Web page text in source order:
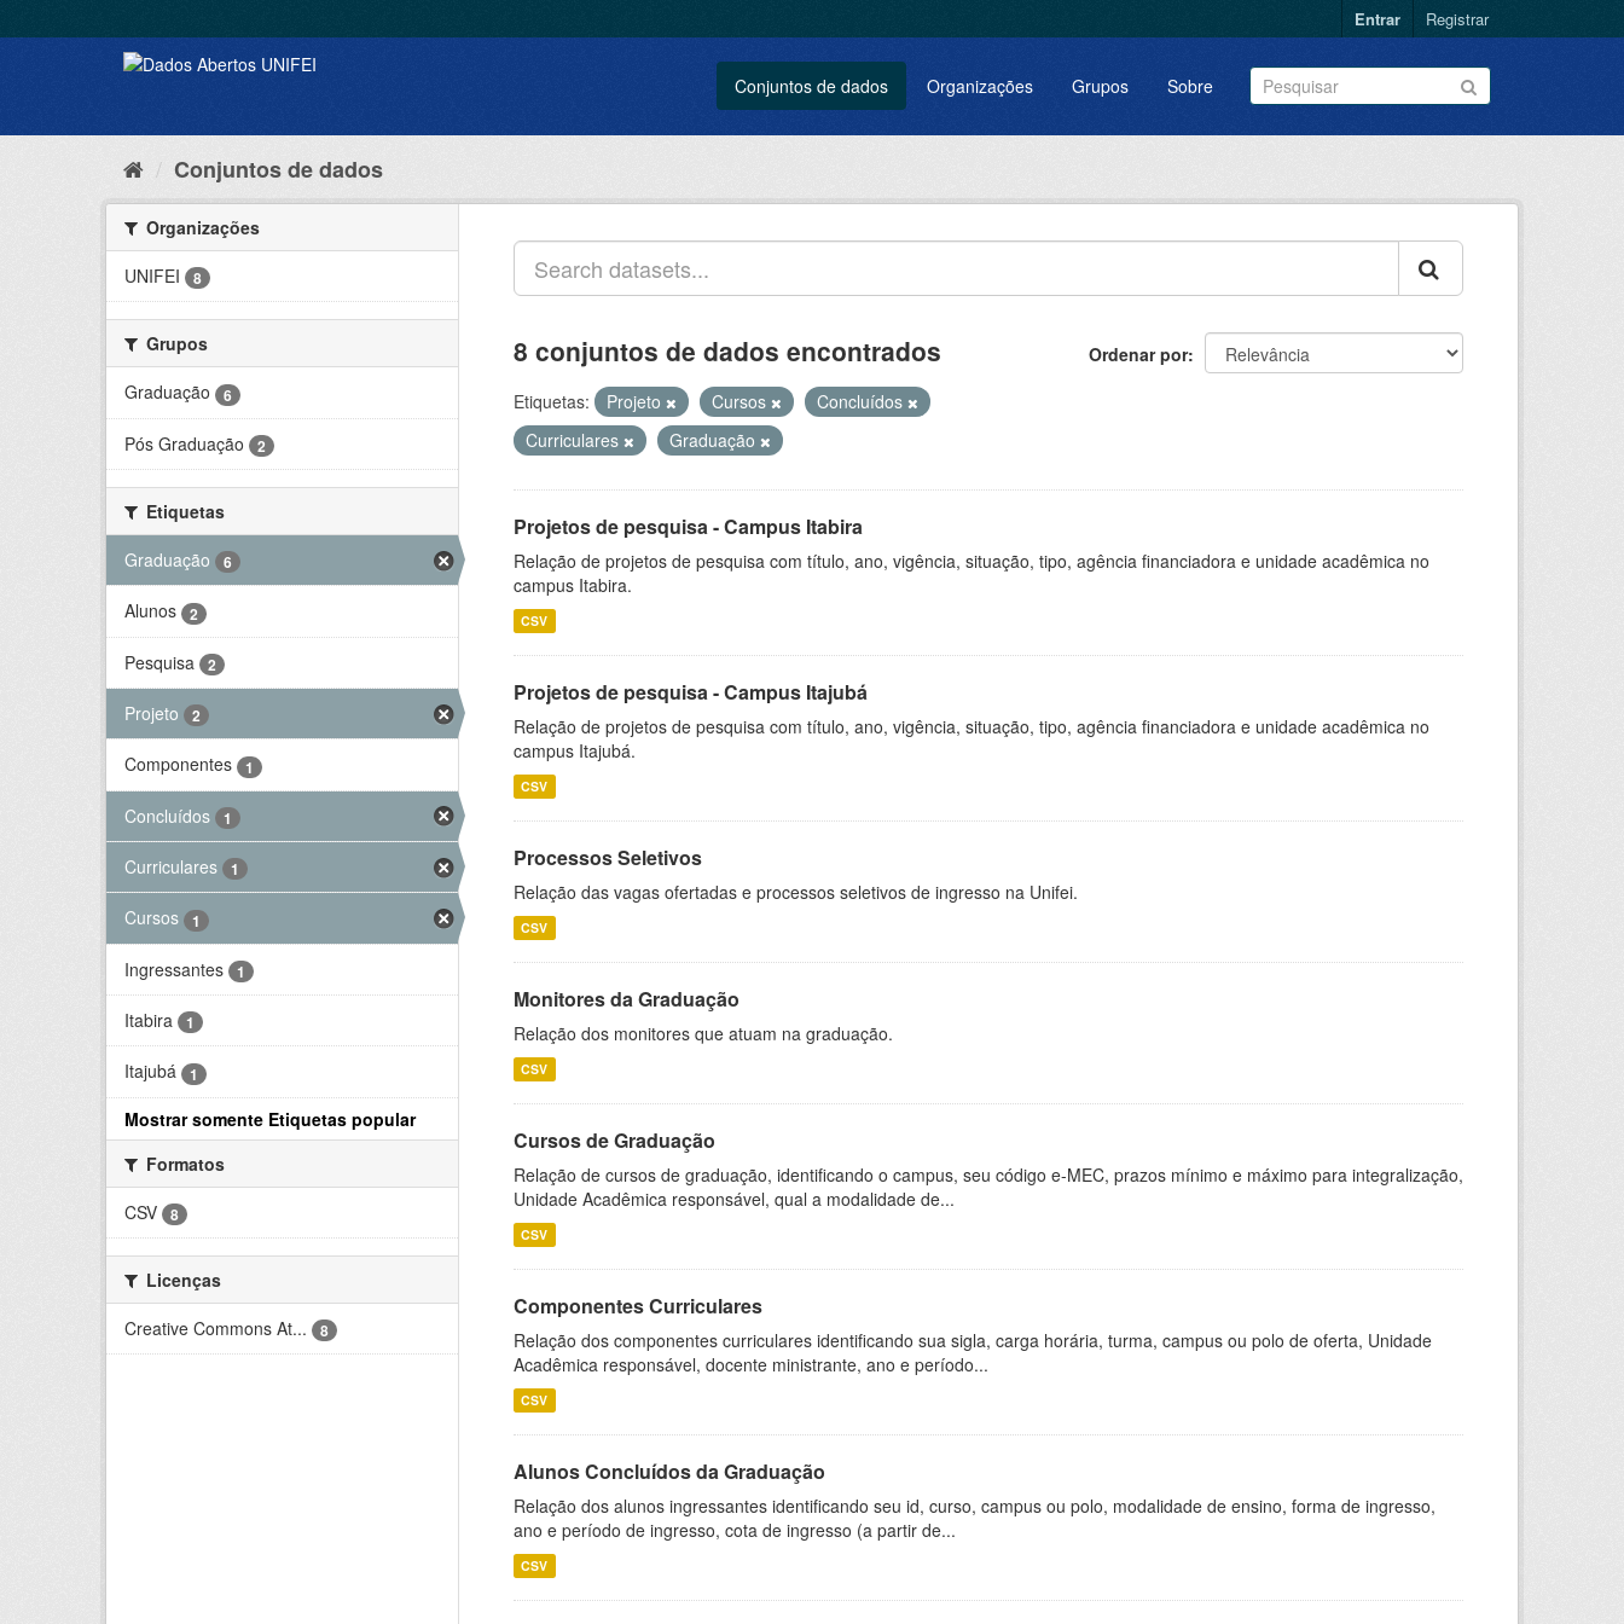
Entrar Registrar
Conjuntos de dados Organizações Grupos Sobre
Conjuntos de dados
Organizações
UNIFEI
8
Grupos
Graduação
6
Pós Graduação 2
Etiquetas
Graduação
6
Alunos 2
Pesquisa 2
Projeto 2
Componentes 1
Concluídos 1
Curriculares 1
Cursos 1
Ingressantes 1
Itabira 1
Itajubá 1
Mostrar somente Etiquetas popular
Formatos
CSV
8
Licenças
Creative Commons At...
8
Ordenar por
8 conjuntos de dados encontrados
Etiquetas: Projeto Cursos
Concluídos
Curriculares
Graduação
Projetos de pesquisa - Campus Itabira
Relação de projetos de pesquisa com título, ano, vigência, situação, tipo, agência financiadora e unidade acadêmica no
campus Itabira.
CSV
Projetos de pesquisa - Campus Itajubá
Relação de projetos de pesquisa com título, ano, vigência, situação, tipo, agência financiadora e unidade acadêmica no
campus Itajubá.
CSV
Processos Seletivos
Relação das vagas ofertadas e processos seletivos de ingresso na Unifei.
CSV
Monitores da Graduação
Relação dos monitores que atuam na graduação.
CSV
Cursos de Graduação
Relação de cursos de graduação, identificando o campus, seu código e-MEC, prazos mínimo e máximo para integralização,
Unidade Acadêmica responsável, qual a modalidade de...
CSV
Componentes Curriculares
Relação dos componentes curriculares identificando sua sigla, carga horária, turma, campus ou polo de oferta, Unidade
Acadêmica responsável, docente ministrante, ano e período...
CSV
Alunos Concluídos da Graduação
Relação dos alunos ingressantes identificando seu id, curso, campus ou polo, modalidade de ensino, forma de ingresso,
ano e período de ingresso, cota de ingresso (a partir de...
CSV